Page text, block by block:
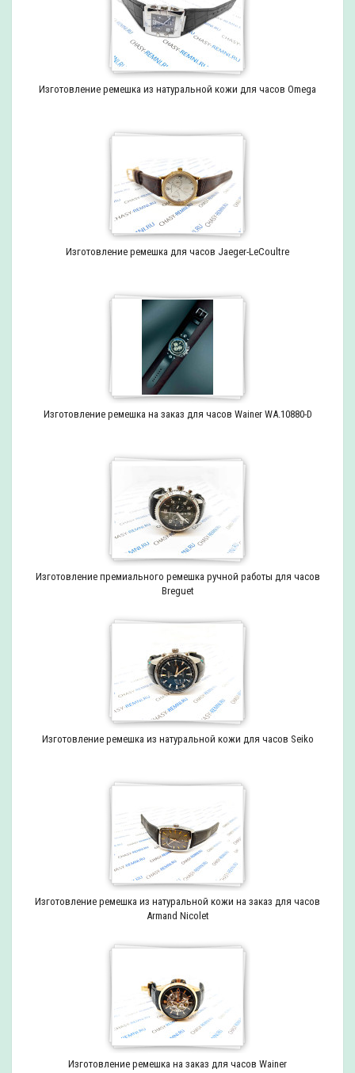
Изготовление ремешка из натуральной кожи для часов Omega
Изготовление ремешка для часов Jaeger-LeCoultre
Изготовление ремешка на заказ для часов Wainer WA.10880-D
Изготовление премиального ремешка ручной работы для часов
Breguet
Изготовление ремешка из натуральной кожи для часов Seiko
Изготовление ремешка из натуральной кожи на заказ для часов
Armand Nicolet
Изготовление ремешка на заказ для часов Wainer